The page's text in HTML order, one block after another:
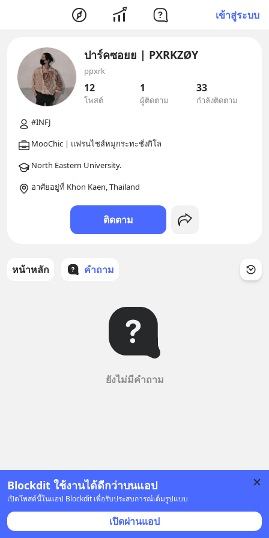
เข้าสู่ระบบ
Blockdit ใช้งานได้ดีกว่าบนแอป
เปิดโพสต์นี้ในแอป Blockdit เพื่อรับประสบการณ์เต็มรูปแบบ
เปิดผ่านแอป
ปาร์คซอยย | PXRKZØY
ppxrk
12
โพสต์
1
ผู้ติดตาม
33
กำลังติดตาม
อาศัยอยู่ที่ Khon Kaen, Thailand
ติดตาม
หน้าหลัก คำถาม
ยังไม่มีคำถาม